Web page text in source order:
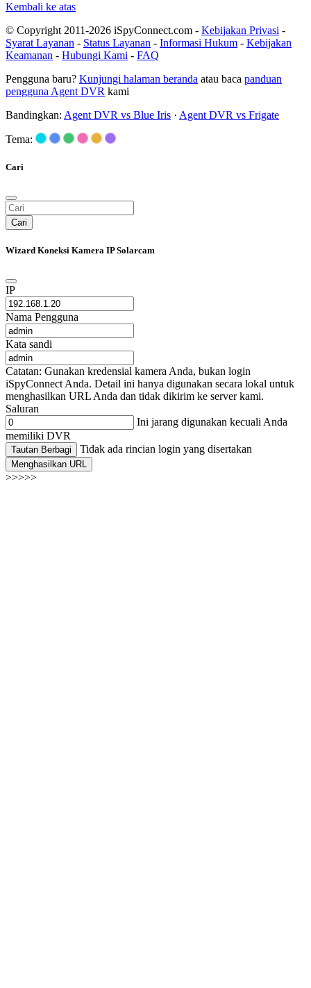
Kembali ke atas
© Copyright 2011-2026 iSpyConnect.com - Kebijakan Privasi -
Syarat Layanan - Status Layanan - Informasi Hukum - Kebijakan
Keamanan - Hubungi Kami - FAQ
Pengguna baru? Kunjungi halaman beranda atau baca panduan
pengguna Agent DVR kami
Bandingkan: Agent DVR vs Blue Iris · Agent DVR vs Frigate
Tema:
Cari
Cari
Wizard Koneksi Kamera IP Solarcam
IP
Nama Pengguna
Kata sandi
Catatan: Gunakan kredensial kamera Anda, bukan login
iSpyConnect Anda. Detail ini hanya digunakan secara lokal untuk
menghasilkan URL Anda dan tidak dikirim ke server kami.
Saluran
Ini jarang digunakan kecuali Anda
memiliki DVR
Tautan Berbagi Tidak ada rincian login yang disertakan
Menghasilkan URL
>>>>>